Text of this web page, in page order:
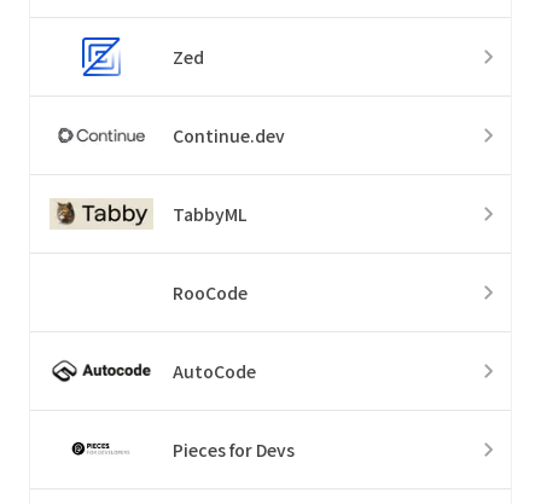
Zed
Continue.dev
TabbyML
RooCode
AutoCode
Pieces for Devs